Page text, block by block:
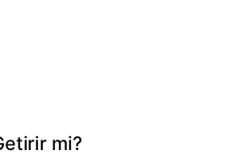
mi?